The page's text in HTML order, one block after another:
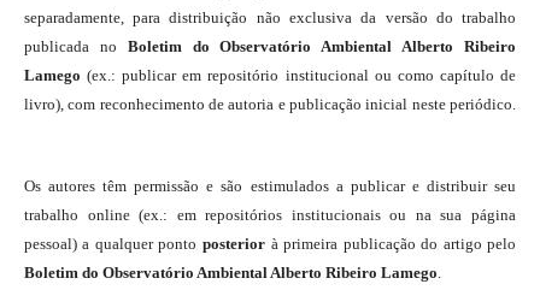
separadamente, para distribuição não exclusiva da versão do trabalho
publicada no Boletim do Observatório Ambiental Alberto Ribeiro
Lamego (ex.: publicar em repositório institucional ou como capítulo de
livro), com reconhecimento de autoria e publicação inicial neste periódico.
Os autores têm permissão e são estimulados a publicar e distribuir seu
trabalho online (ex.: em repositórios institucionais ou na sua página
pessoal) a qualquer ponto posterior à primeira publicação do artigo pelo
Boletim do Observatório Ambiental Alberto Ribeiro Lamego.